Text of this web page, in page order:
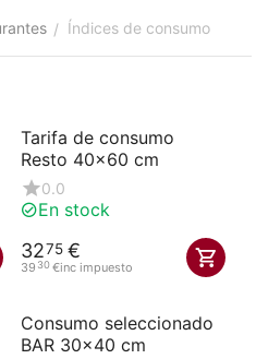
/ Índices de consumo
Tarifa de consumo
Resto 40x60 cm
0.0
En stock
3275 €
39 30€inc impuesto
Consumo seleccionado
BAR 30x40 cm